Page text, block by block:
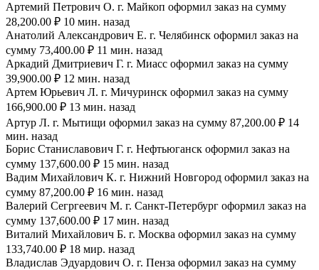
Артемий Петрович О. г. Майкоп оформил заказ на сумму
28,200.00 ₽ 10 мин. назад
Анатолий Александрович Е. г. Челябинск оформил заказ на
сумму 73,400.00 ₽ 11 мин. назад
Аркадий Дмитриевич Г. г. Миасс оформил заказ на сумму
39,900.00 ₽ 12 мин. назад
Артем Юрьевич Л. г. Мичуринск оформил заказ на сумму
166,900.00 ₽ 13 мин. назад
Артур Л. г. Мытищи оформил заказ на сумму 87,200.00 ₽ 14
мин. назад
Борис Станиславович Г. г. Нефтьюганск оформил заказ на
сумму 137,600.00 ₽ 15 мин. назад
Вадим Михайлович К. г. Нижний Новгород оформил заказ на
сумму 87,200.00 ₽ 16 мин. назад
Валерий Сегргеевич М. г. Санкт-Петербург оформил заказ на
сумму 137,600.00 ₽ 17 мин. назад
Виталий Михайлович Б. г. Москва оформил заказ на сумму
133,740.00 ₽ 18 мир. назад
Владислав Эдуардович О. г. Пенза оформил заказ на сумму